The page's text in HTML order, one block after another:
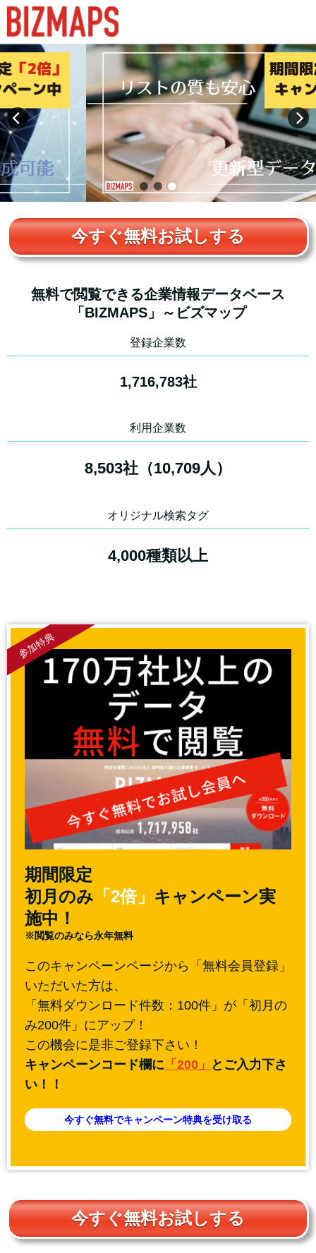
今すぐ無料お試しする
無料で閲覧できる企業情報データベース
「BIZMAPS」～ビズマップ
登録企業数
1,716,783社
利用企業数
8,503社（10,709人）
オリジナル検索タグ
4,000種類以上
参加特典
期間限定
初月のみ 「2倍」 キャンペーン実
施中！
※閲覧のみなら永年無料
このキャンペーンページから「無料会員登録」
いただいた方は、
「無料ダウンロード件数：100件」が「初月の
み200件」にアップ！
この機会に是非ご登録下さい！
キャンペーンコード欄に 「200」
とご入力下さ
い！！
今すぐ無料でキャンペーン特典を受け取る
今すぐ無料お試しする